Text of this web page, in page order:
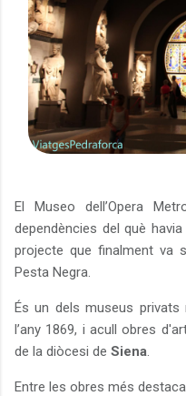
El Museo dell’Opera
dependències del què
projecte que finalment va
Pesta Negra.
És un dels museus
l’any 1869, i acull obres
de la diòcesi de Siena.
Entre les obres més